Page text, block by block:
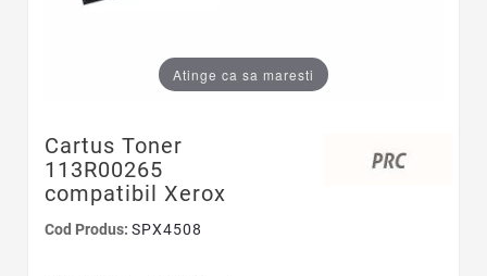
Atinge ca sa maresti
Cartus Toner
113R00265
compatibil Xerox
Cod Produs: SPX4508